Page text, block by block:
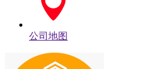
公司地图